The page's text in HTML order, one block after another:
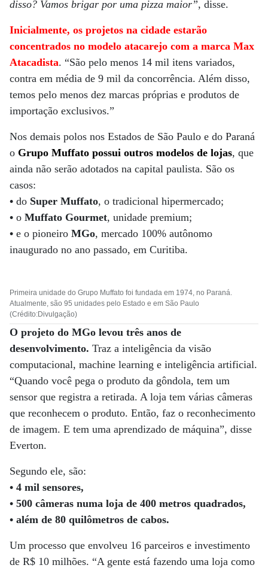
disso? Vamos brigar por uma pizza maior”, disse.
Inicialmente, os projetos na cidade estarão
concentrados no modelo atacarejo com a marca Max
Atacadista. “São pelo menos 14 mil itens variados,
contra em média de 9 mil da concorrência. Além disso,
temos pelo menos dez marcas próprias e produtos de
importação exclusivos.”
Nos demais polos nos Estados de São Paulo e do Paraná
o Grupo Muffato possui outros modelos de lojas, que
ainda não serão adotados na capital paulista. São os
casos:
• do Super Muffato, o tradicional hipermercado;
• o Muffato Gourmet, unidade premium;
• e o pioneiro MGo, mercado 100% autônomo
inaugurado no ano passado, em Curitiba.
Primeira unidade do Grupo Muffato foi fundada em 1974, no Paraná.
Atualmente, são 95 unidades pelo Estado e em São Paulo
(Crédito:Divulgação)
O projeto do MGo levou três anos de
desenvolvimento. Traz a inteligência da visão
computacional, machine learning e inteligência artificial.
“Quando você pega o produto da gôndola, tem um
sensor que registra a retirada. A loja tem várias câmeras
que reconhecem o produto. Então, faz o reconhecimento
de imagem. E tem uma aprendizado de máquina”, disse
Everton.
Segundo ele, são:
• 4 mil sensores,
• 500 câmeras numa loja de 400 metros quadrados,
• além de 80 quilômetros de cabos.
Um processo que envolveu 16 parceiros e investimento
de R$ 10 milhões. “A gente está fazendo uma loja como